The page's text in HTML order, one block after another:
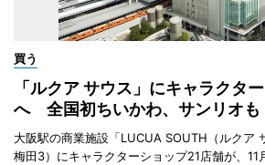
買う
「ルクア サウス」にキャラクタ
へ 全国初ちいかわ、サンリオも
大阪駅の商業施設「LUCUA SOUTH（ルクア
梅田3）にキャラクターショップ21店舗が、11